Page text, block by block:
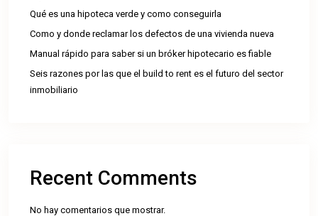
Qué es una hipoteca verde y como conseguirla
Como y donde reclamar los defectos de una vivienda nueva
Manual rápido para saber si un bróker hipotecario es fiable
Seis razones por las que el build to rent es el futuro del sector
inmobiliario
Recent Comments
No hay comentarios que mostrar.